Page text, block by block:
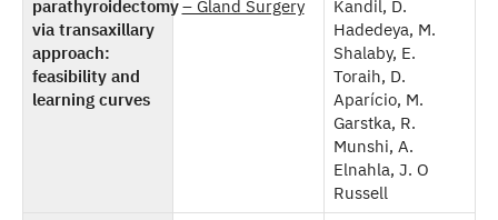
parathyroidectomy
via transaxillary
approach:
feasibility and
learning curves
– Gland Surgery
Kandil, D.
Hadedeya, M.
Shalaby, E.
Toraih, D.
Aparício, M.
Garstka, R.
Munshi, A.
Elnahla, J. O
Russell